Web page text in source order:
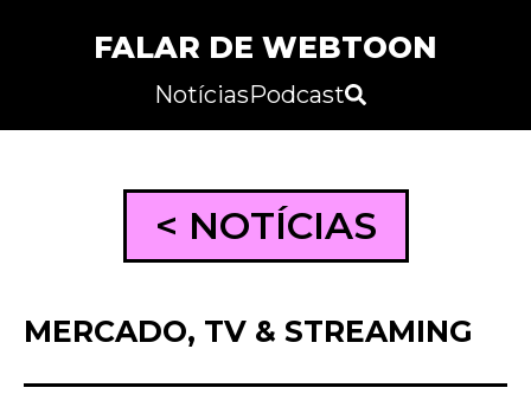
FALAR DE WEBTOON
NotíciasPodcast
< NOTÍCIAS
MERCADO, TV & STREAMING